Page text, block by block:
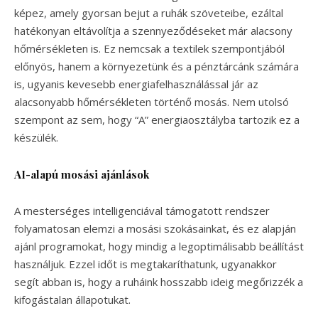
képez, amely gyorsan bejut a ruhák szöveteibe, ezáltal
hatékonyan eltávolítja a szennyeződéseket már alacsony
hőmérsékleten is. Ez nemcsak a textilek szempontjából
előnyös, hanem a környezetünk és a pénztárcánk számára
is, ugyanis kevesebb energiafelhasználással jár az
alacsonyabb hőmérsékleten történő mosás. Nem utolsó
szempont az sem, hogy “A” energiaosztályba tartozik ez a
készülék.
AI-alapú mosási ajánlások
A mesterséges intelligenciával támogatott rendszer
folyamatosan elemzi a mosási szokásainkat, és ez alapján
ajánl programokat, hogy mindig a legoptimálisabb beállítást
használjuk. Ezzel időt is megtakaríthatunk, ugyanakkor
segít abban is, hogy a ruháink hosszabb ideig megőrizzék a
kifogástalan állapotukat.